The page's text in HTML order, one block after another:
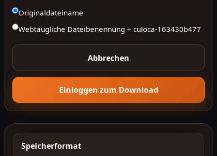
Originaldateiname
Webtaugliche Dateibenennung + culoca-163430b477
Abbrechen
Einloggen zum Download
Speicherformat